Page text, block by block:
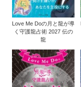
Love Me Doの月と龍が導
く守護龍占術 2027 伝の
龍